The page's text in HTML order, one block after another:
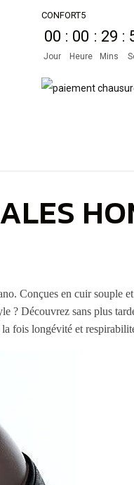
CONFORT5
00
Jour
: 00
Heure
: 29
Mins
:
Conçues en cuir souple et
? Découvrez sans plus
la fois longévité et